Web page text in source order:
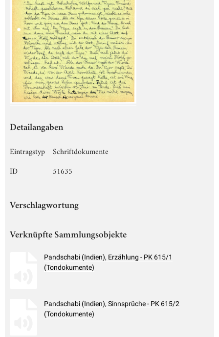
Detailangaben
Eintragstyp
Schriftdokumente
ID
51635
Verschlagwortung
Verknüpfte Sammlungsobjekte
Pandschabi (Indien), Erzählung - PK 615/1
(Tondokumente)
Pandschabi (Indien), Sinnsprüche - PK 615/2
(Tondokumente)